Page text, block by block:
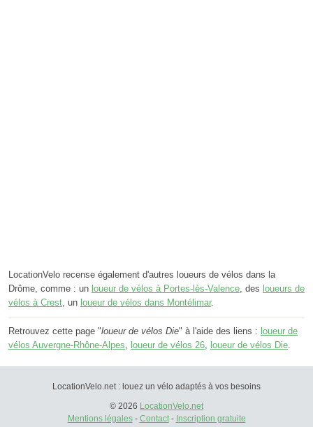
LocationVelo recense également d'autres loueurs de vélos dans la
Drôme, comme : un loueur de vélos à Portes-lès-Valence, des loueurs de
vélos à Crest, un loueur de vélos dans Montélimar.
Retrouvez cette page "loueur de vélos Die" à l'aide des liens : loueur de
vélos Auvergne-Rhône-Alpes, loueur de vélos 26, loueur de vélos Die.
LocationVelo.net : louez un vélo adaptés à vos besoins
© 2026 LocationVelo.net
Mentions légales- Contact- Inscription gratuite